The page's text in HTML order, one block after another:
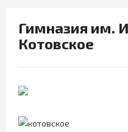
Гимназия им.
Котовское